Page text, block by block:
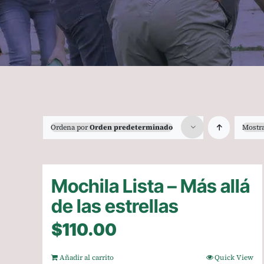
Ordena porOrden predeterminado
Mochila Lista – Más allá
de las estrellas
$110.00
Añadir al carrito Quick View